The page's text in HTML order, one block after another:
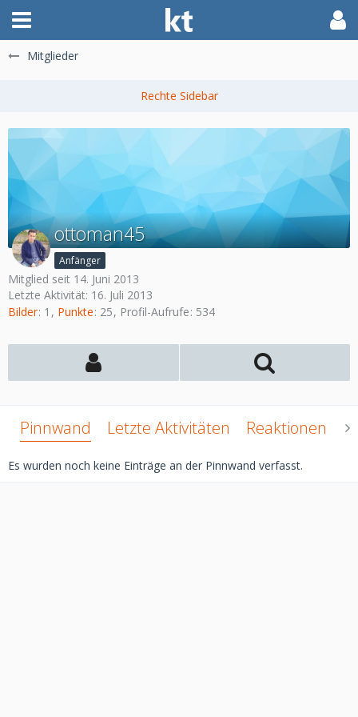
Mitglieder
ottoman45
Anfänger
Mitglied seit 14. Juni 2013
Letzte Aktivität: 16. Juli 2013
Bilder 1 Punkte 25 Profil-Aufrufe 534
Pinnwand Letzte Aktivitäten Reaktionen
Es wurden noch keine Einträge an der Pinnwand verfasst.